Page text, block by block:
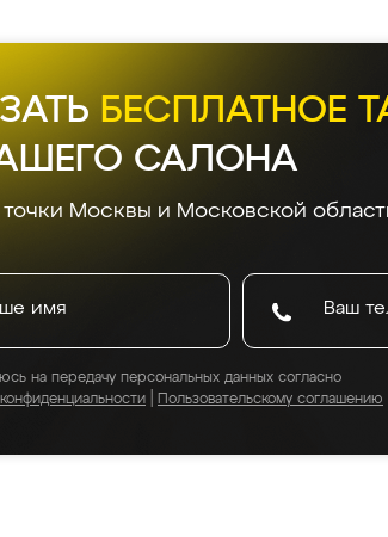
БЕСПЛАТНОЕ
САЛОНА
Москвы и Московской
на передачу персональных данных согласно
конфиденциальности
Пользовательскому соглашению